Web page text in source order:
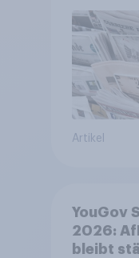
Artikel
YouGov
2026:
bleibt